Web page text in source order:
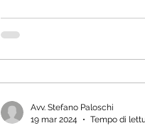
Avv. Stefano Paloschi
19 mar 2024
Tempo di